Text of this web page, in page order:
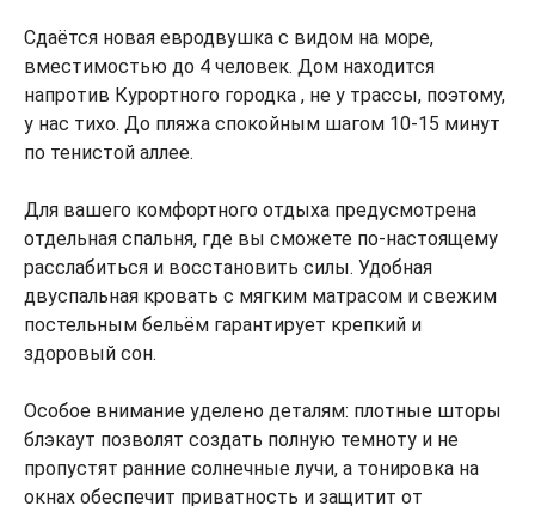
Сдаётся новая евродвушка с видом на море,
вместимостью до 4 человек. Дом находится
напротив Курортного городка , не у трассы, поэтому,
у нас тихо. До пляжа спокойным шагом 10-15 минут
по тенистой аллее.
Для вашего комфортного отдыха предусмотрена
отдельная спальня, где вы сможете по-настоящему
расслабиться и восстановить силы. Удобная
двуспальная кровать с мягким матрасом и свежим
постельным бельём гарантирует крепкий и
здоровый сон.
Особое внимание уделено деталям: плотные шторы
блэкаут позволят создать полную темноту и не
пропустят ранние солнечные лучи, а тонировка на
окнах обеспечит приватность и защитит от